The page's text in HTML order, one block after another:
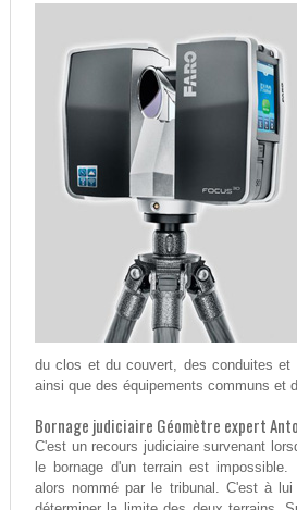
du clos et du couvert, des conduites et
ainsi que des équipements communs et
Bornage judiciaire Géomètre expert
C'est un recours judiciaire survenant
le bornage d'un terrain est
alors nommé par le tribunal. C'est à